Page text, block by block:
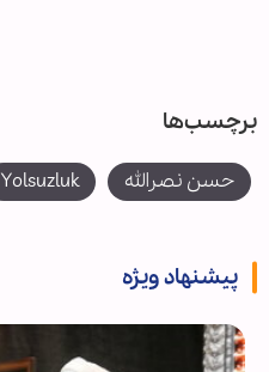
برچسب‌ها
حسن نصرالله Yolsuzluk
پیشنهاد ویژه